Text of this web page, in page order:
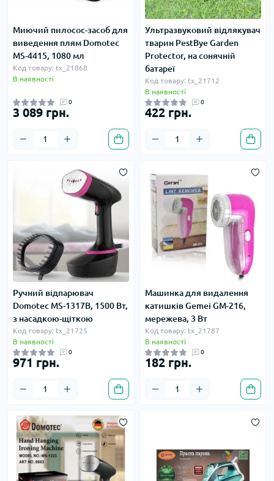
Миючий пилосос-засоб для
виведення плям Domotec
MS-4415, 1080 мл
Код товару: tx_21868
В наявності
0
3 089 грн.
Ультразвуковий відлякувач
тварин PestBye Garden
Protector, на сонячній
батареї
Код товару: tx_21712
В наявності
0
422 грн.
Ручний відпарювач
Domotec MS-1317B, 1500 Вт,
з насадкою-щіткою
Код товару: tx_21725
В наявності
0
971 грн.
Машинка для видалення
катишків Gemei GM-216,
мережева, 3 Вт
Код товару: tx_21787
В наявності
0
182 грн.